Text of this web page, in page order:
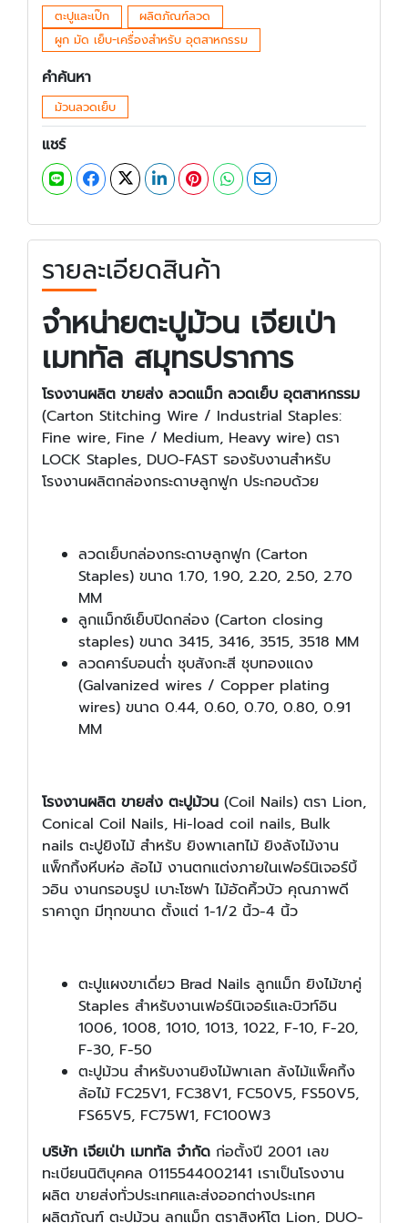
ตะปูและเป๊ก
ผลิตภัณฑ์ลวด
ผูก มัด เย็บ-เครื่องสำหรับ อุตสาหกรรม
คำค้นหา
ม้วนลวดเย็บ
แชร์
รายละเอียดสินค้า
จำหน่ายตะปูม้วน เจียเป่า
เมททัล สมุทรปราการ
โรงงานผลิต ขายส่ง ลวดแม็ก ลวดเย็บ อุตสาหกรรม
(Carton Stitching Wire / Industrial Staples:
Fine wire, Fine / Medium, Heavy wire) ตรา
LOCK Staples, DUO-FAST รองรับงานสำหรับ
โรงงานผลิตกล่องกระดาษลูกฟูก ประกอบด้วย
ลวดเย็บกล่องกระดาษลูกฟูก (Carton
Staples) ขนาด 1.70, 1.90, 2.20, 2.50, 2.70
MM
ลูกแม็กซ์เย็บปิดกล่อง (Carton closing
staples) ขนาด 3415, 3416, 3515, 3518 MM
ลวดคาร์บอนต่ำ ชุบสังกะสี ชุบทองแดง
(Galvanized wires / Copper plating
wires) ขนาด 0.44, 0.60, 0.70, 0.80, 0.91
MM
โรงงานผลิต ขายส่ง ตะปูม้วน (Coil Nails) ตรา Lion,
Conical Coil Nails, Hi-load coil nails, Bulk
nails ตะปูยิงไม้ สำหรับ ยิงพาเลทไม้ ยิงลังไม้งาน
แพ็กกิ้งหีบห่อ ล้อไม้ งานตกแต่งภายในเฟอร์นิเจอร์บิ้
วอิน งานกรอบรูป เบาะโซฟา ไม้อัดคิ้วบัว คุณภาพดี
ราคาถูก มีทุกขนาด ตั้งแต่ 1-1/2 นิ้ว-4 นิ้ว
ตะปูแผงขาเดี่ยว Brad Nails ลูกแม็ก ยิงไม้ขาคู่
Staples สำหรับงานเฟอร์นิเจอร์และบิวท์อิน
1006, 1008, 1010, 1013, 1022, F-10, F-20,
F-30, F-50
ตะปูม้วน สำหรับงานยิงไม้พาเลท ลังไม้แพ็คกิ้ง
ล้อไม้ FC25V1, FC38V1, FC50V5, FS50V5,
FS65V5, FC75W1, FC100W3
บริษัท เจียเป่า เมททัล จำกัด ก่อตั้งปี 2001 เลข
ทะเบียนนิติบุคคล 0115544002141 เราเป็นโรงงาน
ผลิต ขายส่งทั่วประเทศและส่งออกต่างประเทศ
ผลิตภัณฑ์ ตะปูม้วน ลูกแม็ก ตราสิงห์โต Lion, DUO-